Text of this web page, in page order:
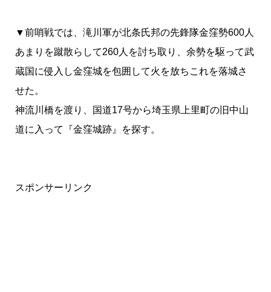
▼前哨戦では、滝川軍が北条氏邦の先鋒隊金窪勢600人
あまりを蹴散らして260人を討ち取り、余勢を駆って武
蔵国に侵入し金窪城を包囲して火を放ちこれを落城さ
せた。
神流川橋を渡り、国道17号から埼玉県上里町の旧中山
道に入って『金窪城跡』を探す。
スポンサーリンク